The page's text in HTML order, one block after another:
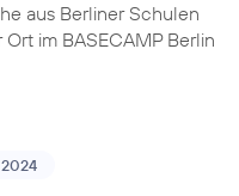
aus Berliner Schulen
im BASECAMP Berlin